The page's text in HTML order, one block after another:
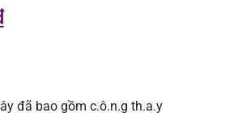
đã bao gồm c.ô.n.g th.a.y